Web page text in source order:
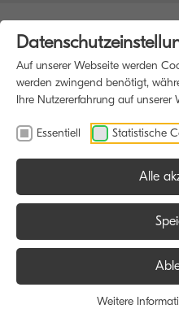
Auf unserer Webseite werden
werden zwingend benötigt,
Ihre Nutzererfahrung auf unserer
Essentiell Statistische
Alle
Weitere